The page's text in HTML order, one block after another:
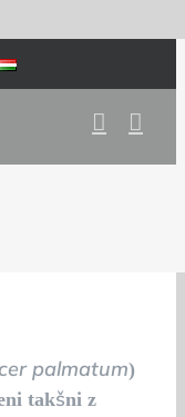
palmatum)
takšni z